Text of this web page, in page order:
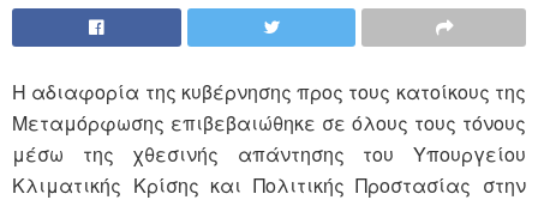
Η αδιαφορία της κυβέρνησης προς τους κατοίκους της
Μεταμόρφωσης επιβεβαιώθηκε σε όλους τους τόνους
μέσω της χθεσινής απάντησης του Υπουργείου
Κλιματικής Κρίσης και Πολιτικής Προστασίας στην